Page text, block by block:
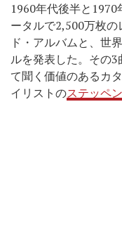
1960年代後半と1970
ータルで2,500万枚
ド・アルバムと、世
ルを発表した。その
て聞く価値のあるカ
イリストのステッペ